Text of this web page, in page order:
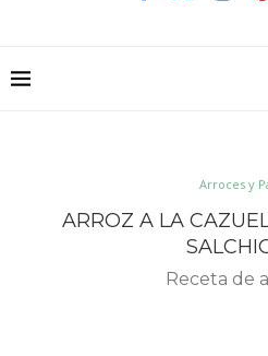
Arroces y
ARROZ A LA
Receta de